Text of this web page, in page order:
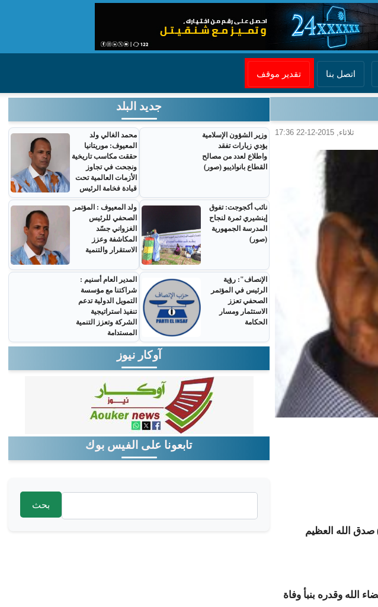
اتصل بنا تقدير موقف
ثلاثاء, 2015-12-22 17:36
صدق الله العظيم
الله وقدره بنبأ وفاة
جديد البلد
وزير الشؤون الإسلامية
يؤدي زيارات تفقد
واطلاع لعدد من مصالح
القطاع بانواذيبو (صور)
محمد الغالي ولد
المعيوف: موريتانيا
حققت مكاسب تاريخية
ونجحت في تجاوز
الأزمات العالمية تحت
قيادة فخامة الرئيس
نائب أكجوجت: تفوق
إينشيري ثمرة لنجاح
المدرسة الجمهورية
(صور)
ولد المعيوف : المؤتمر
الصحفي للرئيس
الغزواني جسّد
المكاشفة وعزز
الاستقرار والتنمية
الإنصاف": رؤية
الرئيس في المؤتمر
الصحفي تعزز
الاستثمار ومسار
الحكامة
المدير العام أسنيم :
شراكتنا مع مؤسسة
التمويل الدولية تدعم
تنفيذ استراتيجية
الشركة وتعزز التنمية
المستدامة
آوكار نيوز
تابعونا على الفيس بوك
‏بحث ‏